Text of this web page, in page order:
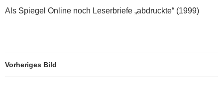
Als Spiegel Online noch Leserbriefe „abdruckte“ (1999)
Vorheriges Bild